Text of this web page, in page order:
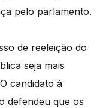
pelo parlamento.
de reeleição do
seja mais
candidato à
defendeu que os